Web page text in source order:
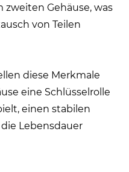
Gehäuse, was
von Teilen
diese Merkmale
eine Schlüsselrolle
einen stabilen
Lebensdauer